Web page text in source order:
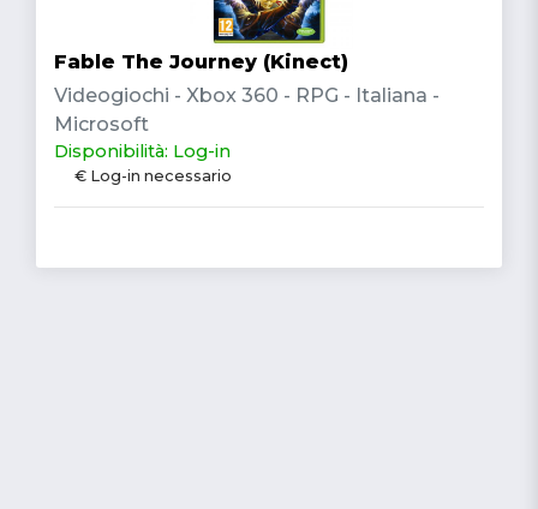
Fable The Journey (Kinect)
Videogiochi - Xbox 360 - RPG - Italiana -
Microsoft
Disponibilità: Log-in
€ Log-in necessario